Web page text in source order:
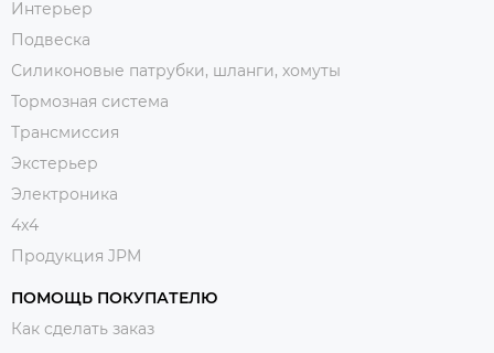
Интерьер
Подвеска
Силиконовые патрубки, шланги, хомуты
Тормозная система
Трансмиссия
Экстерьер
Электроника
4x4
Продукция JPM
ПОМОЩЬ ПОКУПАТЕЛЮ
Как сделать заказ